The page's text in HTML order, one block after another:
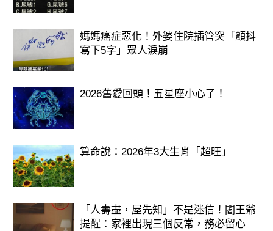
媽媽癌症惡化！外婆住院插管突「顫抖
寫下5字」眾人淚崩
2026舊愛回頭！五星座小心了！
算命說：2026年3大生肖「超旺」
「人壽盡，屋先知」不是迷信！閻王爺
提醒：家裡出現三個反常，務必留心